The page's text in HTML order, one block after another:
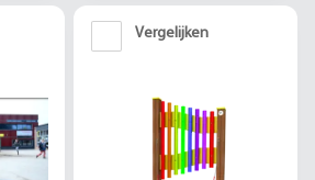
Vergelijken